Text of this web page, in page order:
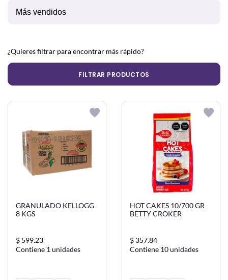
¿Quieres filtrar para encontrar más rápido?
FILTRAR PRODUCTOS
GRANULADO KELLOGG
8 KGS
$ 599.23
Contiene 1 unidades
HOT CAKES 10/700 GR
BETTY CROKER
$ 357.84
Contiene 10 unidades